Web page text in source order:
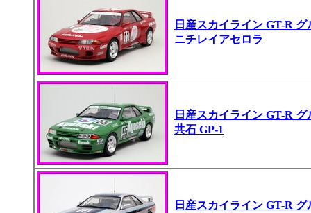
日産スカイライン GT-R グ
ニチレイアセロラ
日産スカイライン GT-R
共石 GP-1
日産スカイライン GT-R